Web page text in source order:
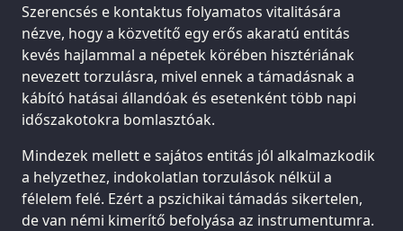
Szerencsés e kontaktus folyamatos vitalitására
nézve, hogy a közvetítő egy erős akaratú entitás
kevés hajlammal a népetek körében hisztériának
nevezett torzulásra, mivel ennek a támadásnak a
kábító hatásai állandóak és esetenként több napi
időszakotokra bomlasztóak.
Mindezek mellett e sajátos entitás jól alkalmazkodik
a helyzethez, indokolatlan torzulások nélkül a
félelem felé. Ezért a pszichikai támadás sikertelen,
de van némi kimerítő befolyása az instrumentumra.